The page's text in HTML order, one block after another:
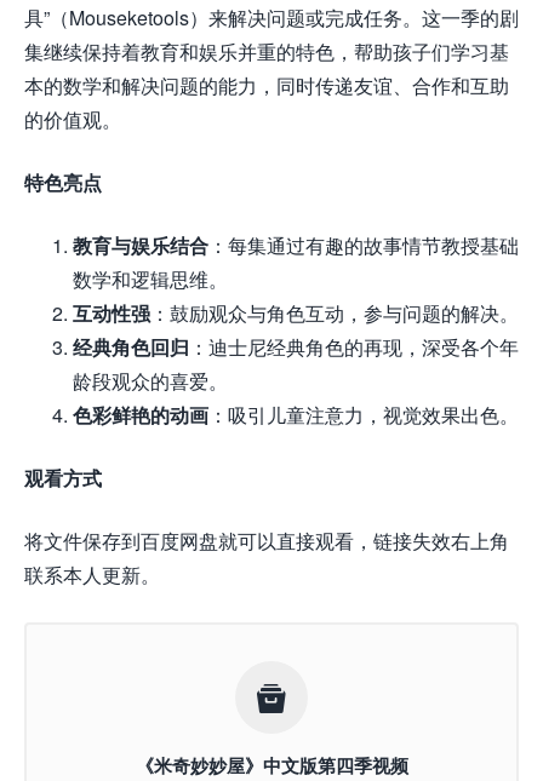
具”（Mouseketools）来解决问题或完成任务。这一季的剧
集继续保持着教育和娱乐并重的特色，帮助孩子们学习基
本的数学和解决问题的能力，同时传递友谊、合作和互助
的价值观。
特色亮点
教育与娱乐结合 ：每集通过有趣的故事情节教授基础
数学和逻辑思维。
互动性强 ：鼓励观众与角色互动，参与问题的解决。
经典角色回归 ：迪士尼经典角色的再现，深受各个年
龄段观众的喜爱。
色彩鲜艳的动画 ：吸引儿童注意力，视觉效果出色。
观看方式
将文件保存到百度网盘就可以直接观看，链接失效右上角
联系本人更新。

《米奇妙妙屋》中文版第四季视频